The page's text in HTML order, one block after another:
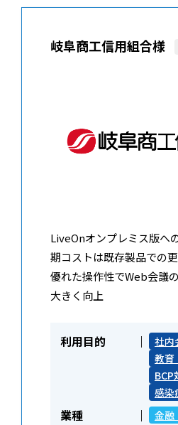
岐阜商工信用組合様
LiveOnオンプレミス版へ
期コストは既存製品での
優れた操作性でWeb会議
大きく向上
利用目的
社内
教育
BCP
感染
業種 金融